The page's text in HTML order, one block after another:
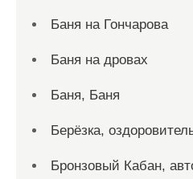
Баня на Гончарова
Баня на дровах
Баня, Баня
Берёзка,
Бронзовый Кабан,